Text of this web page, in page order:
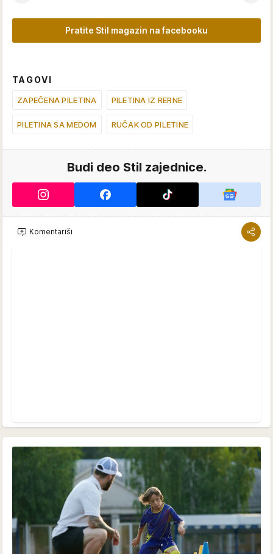
Pratite Stil magazin na facebooku
TAGOVI
ZAPEČENA PILETINA PILETINA IZ RERNE
PILETINA SA MEDOM RUČAK OD PILETINE
Budi deo Stil zajednice.
Komentariši